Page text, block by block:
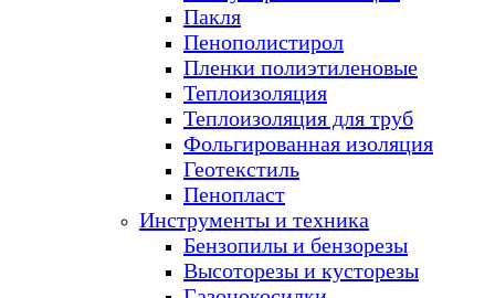
Пакля
Пенополистирол
Пленки полиэтиленовые
Теплоизоляция
Теплоизоляция для труб
Фольгированная изоляция
Геотекстиль
Пенопласт
Инструменты и техника
Бензопилы и бензорезы
Высоторезы и кусторезы